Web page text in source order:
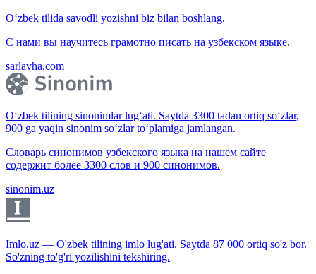
O‘zbek tilida savodli yozishni biz bilan boshlang.
С нами вы научитесь грамотно писать на узбекском языке.
sarlavha.com
O‘zbek tilining sinonimlar lug‘ati. Saytda 3300 tadan ortiq so‘zlar,
900 ga yaqin sinonim so‘zlar to‘plamiga jamlangan.
Словарь синонимов узбекского языка на нашем сайте
содержит более 3300 слов и 900 синонимов.
sinonim.uz
Imlo.uz — O'zbek tilining imlo lug'ati. Saytda 87 000 ortiq so'z bor.
So'zning to'g'ri yozilishini tekshiring.